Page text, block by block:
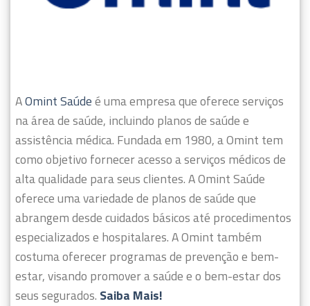
AOmint Saúdeé uma empresa que oferece serviços
na área de saúde, incluindo planos de saúde e
assistência médica. Fundada em 1980, a Omint tem
como objetivo fornecer acesso a serviços médicos de
alta qualidade para seus clientes.A Omint Saúde
oferece uma variedade de planos de saúde que
abrangem desde cuidados básicos até procedimentos
especializados e hospitalares. A Omint também
costuma oferecer programas de prevenção e bem-
estar, visando promover a saúde e o bem-estar dos
seus segurados. Saiba Mais!